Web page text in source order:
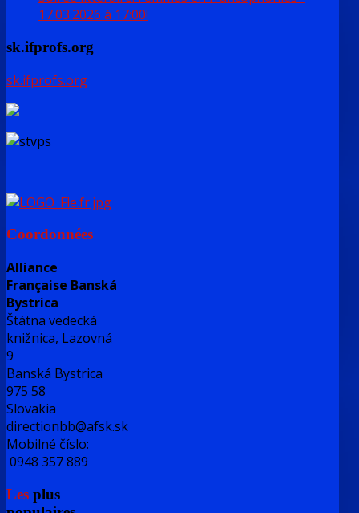
17.03.2026 à 17:00!
sk.ifprofs.org
sk.ifprofs.org
Coordonnées
Alliance
Française Banská
Bystrica
Štátna vedecká
knižnica, Lazovná
9
Banská Bystrica
975 58
Slovakia
directionbb@afsk.sk
Mobilné číslo:
0948 357 889
Les plus